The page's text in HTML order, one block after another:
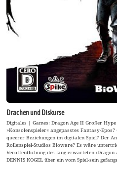
Drachen und Diskurse
Digitales | Games: Dragon Age II Großer
»Konsolenspieler« angepasstes Fantasy-
queerer Beziehungen im digitalen Spiel? Der
Rollenspiel-Studios Bioware? Es wäre
Veröffentlichung des lang erwarteten
DENNIS KOGEL über ein vom Spiel-sein